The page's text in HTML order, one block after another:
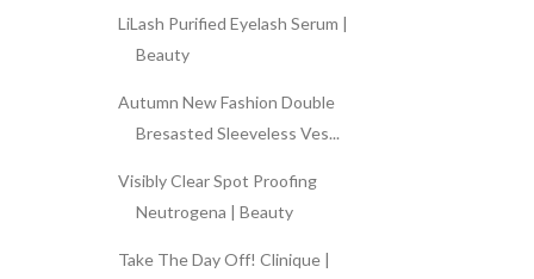
LiLash Purified Eyelash Serum |
Beauty
Autumn New Fashion Double
Bresasted Sleeveless Ves...
Visibly Clear Spot Proofing
Neutrogena | Beauty
Take The Day Off! Clinique |